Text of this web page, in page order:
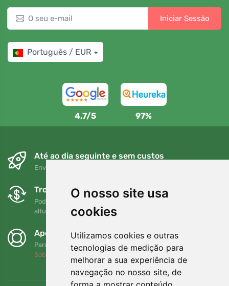
O nosso site usa
cookies
Utilizamos cookies e outras
tecnologias de medição para
melhorar a sua experiência de
navegação no nosso site, de
Iniciar Sessão
Português / EUR
4,7/5 97%
Até ao dia seguinte e sem custos
Envio gratuito para encomendas superiores a 80 EUR
Trocas e devoluções gratuitas
Pode devolver ou trocar a sua encomenda em qualquer
altura no prazo de 90 dias
Apoiamos a Trees.org
Para cada encomenda plantamos uma árvore! Leia mais
Sobre nós